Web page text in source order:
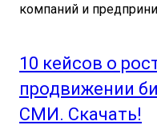
компаний и
10 кейсов о
продвижении
СМИ. Скачать!